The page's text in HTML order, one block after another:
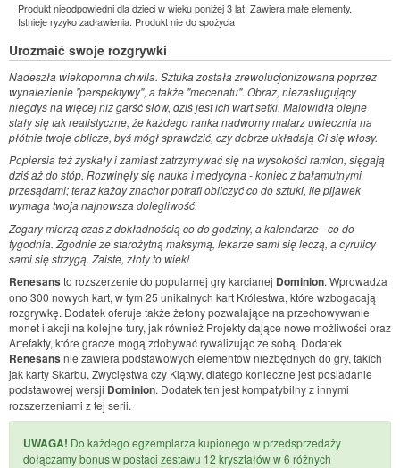
Produkt nieodpowiedni dla dzieci w wieku poniżej 3 lat. Zawiera małe elementy.
Istnieje ryzyko zadławienia. Produkt nie do spożycia
Urozmaić swoje rozgrywki
Nadeszła wiekopomna chwila. Sztuka została zrewolucjonizowana poprzez
wynalezienie "perspektywy", a także "mecenatu". Obraz, niezasługujący
niegdyś na więcej niż garść słów, dziś jest ich wart setki. Malowidła olejne
stały się tak realistyczne, że każdego ranka nadworny malarz uwiecznia na
płótnie twoje oblicze, byś mógł sprawdzić, czy dobrze układają Ci się włosy.
Popiersia też zyskały i zamiast zatrzymywać się na wysokości ramion, sięgają
dziś aż do stóp. Rozwinęły się nauka i medycyna - koniec z bałamutnymi
przesądami; teraz każdy znachor potrafi obliczyć co do sztuki, ile pijawek
wymaga twoja najnowsza dolegliwość.
Zegary mierzą czas z dokładnością co do godziny, a kalendarze - co do
tygodnia. Zgodnie ze starożytną maksymą, lekarze sami się leczą, a cyrulicy
sami się strzygą. Zaiste, złoty to wiek!
Renesans to rozszerzenie do popularnej gry karcianej Dominion. Wprowadza
ono 300 nowych kart, w tym 25 unikalnych kart Królestwa, które wzbogacają
rozgrywkę. Dodatek oferuje także żetony pozwalające na przechowywanie
monet i akcji na kolejne tury, jak również Projekty dające nowe możliwości oraz
Artefakty, które gracze mogą zdobywać rywalizując ze sobą. Dodatek
Renesans nie zawiera podstawowych elementów niezbędnych do gry, takich
jak karty Skarbu, Zwycięstwa czy Klątwy, dlatego konieczne jest posiadanie
podstawowej wersji Dominion. Dodatek ten jest kompatybilny z innymi
rozszerzeniami z tej serii.
UWAGA! Do każdego egzemplarza kupionego w przedsprzedaży
dołączamy bonus w postaci zestawu 12 kryształów w 6 różnych